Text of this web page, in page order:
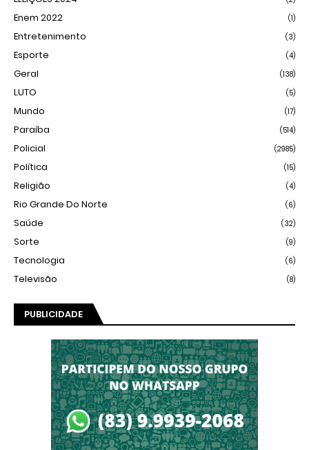
Enem 2022 (1)
Entretenimento (3)
Esporte (4)
Geral (138)
LUTO (5)
Mundo (17)
Paraíba (514)
Policial (2985)
Política (15)
Religião (4)
Rio Grande Do Norte (6)
Saúde (32)
Sorte (9)
Tecnologia (6)
Televisão (8)
PUBLICIDADE